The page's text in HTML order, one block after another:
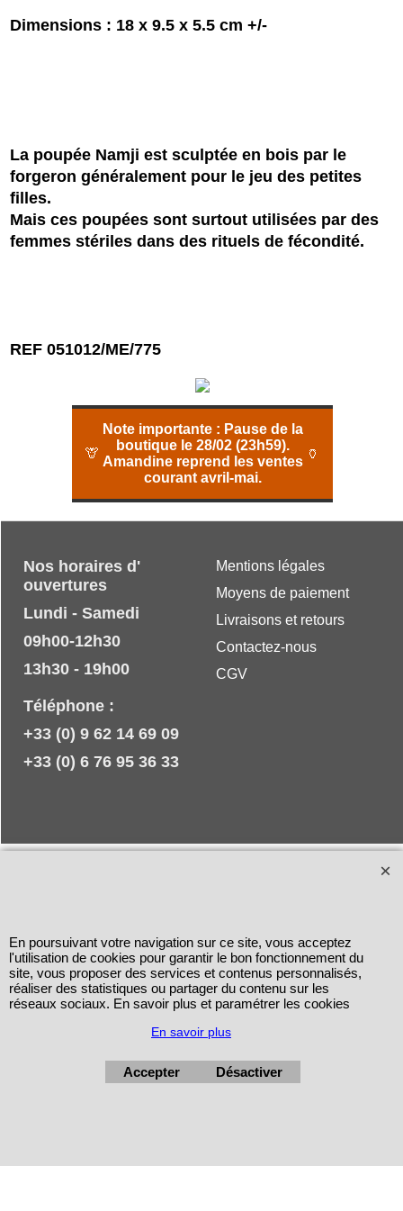
Dimensions : 18 x 9.5 x 5.5 cm +/-
La poupée Namji est sculptée en bois par le
forgeron généralement pour le jeu des petites
filles.
Mais ces poupées sont surtout utilisées par des
femmes stériles dans des rituels de fécondité.
REF 051012/ME/775
🦒
Note importante : Pause de la
boutique le 28/02 (23h59).
Amandine reprend les ventes
courant avril-mai.
🏺
Mentions légales
Moyens de paiement
Livraisons et retours
Contactez-nous
CGV
Nos horaires d'
ouvertures
Lundi - Samedi
09h00-12h30
13h30 - 19h00
Téléphone :
+33 (0) 9 62 14 69 09
+33 (0) 6 76 95 36 33
En poursuivant votre navigation sur ce site, vous acceptez
l'utilisation de cookies pour garantir le bon fonctionnement du
site, vous proposer des services et contenus personnalisés,
réaliser des statistiques ou partager du contenu sur les
réseaux sociaux. En savoir plus et paramétrer les cookies
En savoir plus
Accepter Désactiver